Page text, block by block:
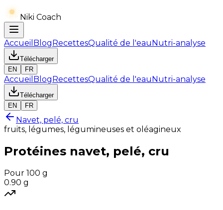
Niki Coach
Accueil BlogRecettesQualité de l'eauNutri-analyse
Télécharger
EN
FR
Accueil BlogRecettesQualité de l'eauNutri-analyse
Télécharger
EN
FR
Navet, pelé, cru
fruits, légumes, légumineuses et oléagineux
Protéines navet, pelé, cru
Pour 100 g
0.90 g